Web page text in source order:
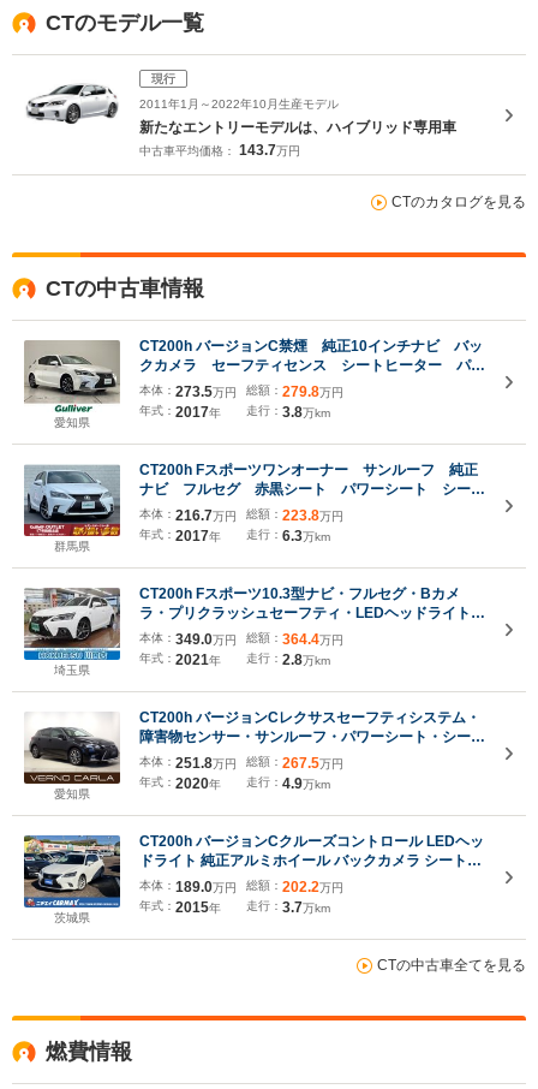
CTのモデル一覧
現行
2011年1月～2022年10月生産モデル
新たなエントリーモデルは、ハイブリッド専用車
中古車平均価格： 143.7万円
CTのカタログを見る
CTの中古車情報
愛知県
CT200h バージョンC禁煙 純正10インチナビ バッ
クカメラ セーフティセンス シートヒーター パワ
ーシート オートハイビーム 純正16インチAW コ
ーナーセンサー レーダークルーズ パドルシフト
ETC ドラレコ
本体： 273.5万円
年式： 2017年
総額： 279.8万円
走行： 3.8万km
群馬県
CT200h Fスポーツワンオーナー サンルーフ 純正
ナビ フルセグ 赤黒シート パワーシート シート
ヒーター クルーズコントロール ビルトイン
ETC2.0 Bカメラ ステアリングスイッチ 純正17
インチAW スペアキー有
本体： 216.7万円
年式： 2017年
総額： 223.8万円
走行： 6.3万km
埼玉県
CT200h Fスポーツ10.3型ナビ・フルセグ・Bカメ
ラ・プリクラッシュセーフティ・LEDヘッドライト・
クリアランスソナー
本体： 349.0万円
年式： 2021年
総額： 364.4万円
走行： 2.8万km
愛知県
CT200h バージョンCレクサスセーフティシステム・
障害物センサー・サンルーフ・パワーシート・シート
ヒーター・LEDヘッドライト・スマートキー・純正
AW・純正ナビ・バックカメラ・フルセグTV・
CD/DVD再生・Bluetooth・ETC・ドラレコ
本体： 251.8万円
年式： 2020年
総額： 267.5万円
走行： 4.9万km
茨城県
CT200h バージョンCクルーズコントロール LEDヘッ
ドライト 純正アルミホイール バックカメラ シートヒ
ーター ETC ナビ
本体： 189.0万円
年式： 2015年
総額： 202.2万円
走行： 3.7万km
CTの中古車全てを見る
燃費情報